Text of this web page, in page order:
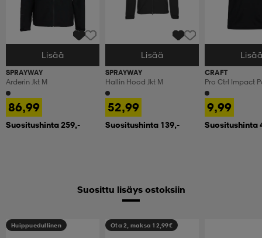
Valitse Koko
Lisää
SPRAYWAY
Arderin Jkt M
86,99
Suositushinta 259,-
Valitse Koko
Lisää
SPRAYWAY
Hallin Hood Jkt M
52,99
Suositushinta 139,-
Valitse Koko
CRAFT
Pro Ctrl Impact
9,99
Suositushinta
Suosittu lisäys ostoksiin
Huippuedullinen Ota 2, maksa 12,99€